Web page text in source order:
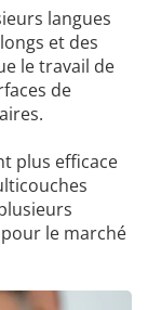
langues
et des
le travail de
de
plus efficace
le marché